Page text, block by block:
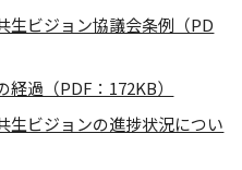
ビジョン協議会条例（PD
過（PDF：172KB）
ビジョンの進捗状況につい